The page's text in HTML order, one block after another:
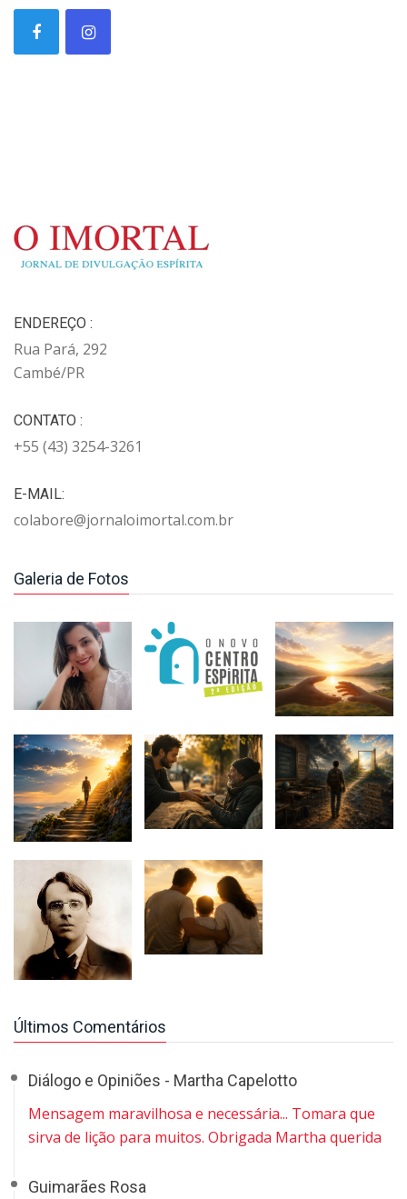
ENDEREÇO :
Rua Pará, 292
Cambé/PR
CONTATO :
+55 (43) 3254-3261
E-MAIL:
colabore@jornaloimortal.com.br
Galeria de Fotos
Últimos Comentários
Diálogo e Opiniões - Martha Capelotto
Mensagem maravilhosa e necessária... Tomara que
sirva de lição para muitos. Obrigada Martha querida
Guimarães Rosa